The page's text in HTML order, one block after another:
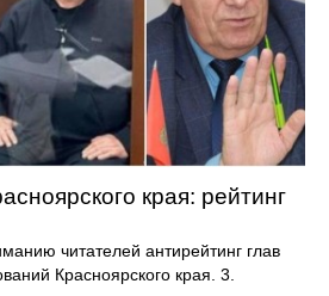
края: рейтинг
читателей антирейтинг глав
Красноярского края. 3.